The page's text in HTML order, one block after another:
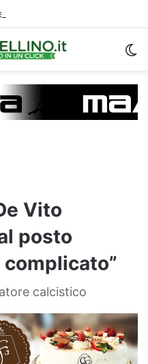
formazione granata
Vito
posto
calcistico